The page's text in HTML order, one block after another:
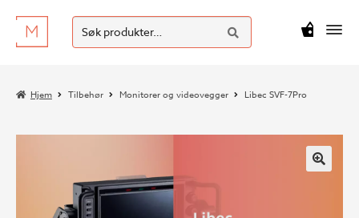
Hopp
til
Hopp
til
Søk
etter:
SØK
kr0
Hjem Tilbehør Monitorer og videovegger Libec SVF-7Pro